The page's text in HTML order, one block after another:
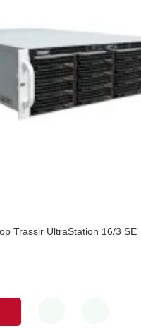
Trassir UltraStation 16/3 SE